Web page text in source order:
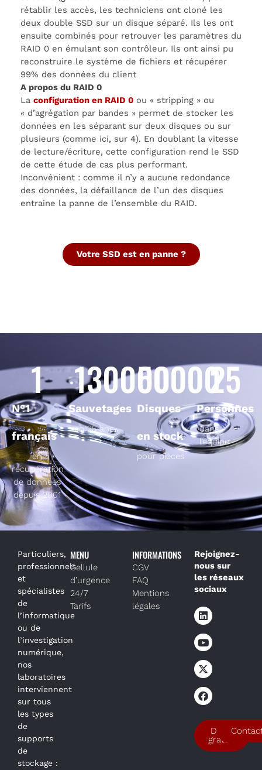
rétablir les accès, les techniciens ont cloné les
deux double SSD sur un disque séparé. Ils les ont
ensuite combinés pour retrouver les paramètres du
RAID 0 en émulant son contrôleur. Ils ont ainsi pu
reconstruire le système de fichiers et récupérer
99% des données du client
A propos du RAID 0
La configuration en RAID 0 ou « stripping » ou
« d’agrégation par bandes » permet de stocker les
données en les séparant sur deux disques ou sur
plusieurs (comme ici, sur 4). En doublant la vitesse
de lecture/écriture, cette configuration rend le SSD
de cette étude de cas plus performant.
Inconvénient : comme il n’y a aucune redondance
des données, la défaillance de l’un des disques
entraine la panne de l’ensemble du RAID.
Votre SSD est en panne ?
N°1
français
1
en
récupération
de données
depuis 2001
Sauvetages
130000
en 25 ans
Disques
en stock
50000
pour pièces
Personnes
25
dans
l’équipe
Particuliers,
professionnels
et
spécialistes
de
l’informatique
ou de
l’investigation
numérique,
nos
laboratoires
interviennent
sur tous
les types
de
supports
de
stockage :
MENU
Cellule
d’urgence
24/7
Tarifs
INFORMATIONS
CGV
FAQ
Mentions
légales
Rejoignez-
nous sur
les réseaux
sociaux
Devis
gratuit